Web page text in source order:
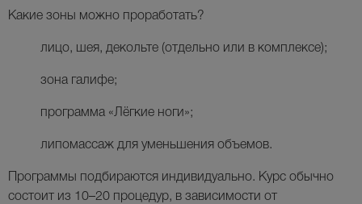
Какие зоны можно проработать?
лицо, шея, декольте (отдельно или в комплексе);
зона галифе;
программа «Лёгкие ноги»;
липомассаж для уменьшения объемов.
Программы подбираются индивидуально. Курс обычно
состоит из 10–20 процедур, в зависимости от